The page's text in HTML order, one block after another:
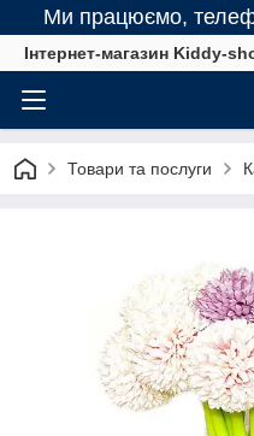
Ми працюємо,
Інтернет-магазин Kiddy-
Товари та послуги